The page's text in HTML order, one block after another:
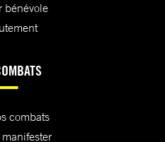
bénévole
combats